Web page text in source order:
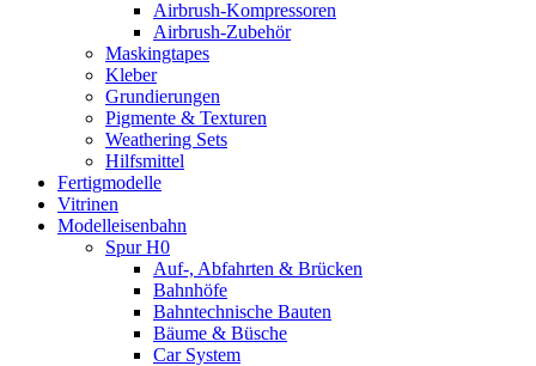
Airbrush-Kompressoren
Airbrush-Zubehör
Maskingtapes
Kleber
Grundierungen
Pigmente & Texturen
Weathering Sets
Hilfsmittel
Fertigmodelle
Vitrinen
Modelleisenbahn
Spur H0
Auf-, Abfahrten & Brücken
Bahnhöfe
Bahntechnische Bauten
Bäume & Büsche
Car System